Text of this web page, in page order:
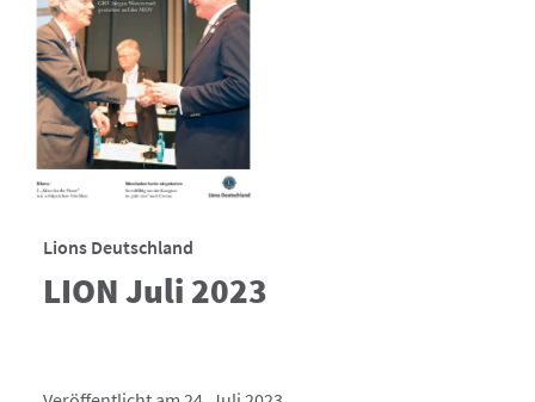
Lions Deutschland
LION Juli 2023